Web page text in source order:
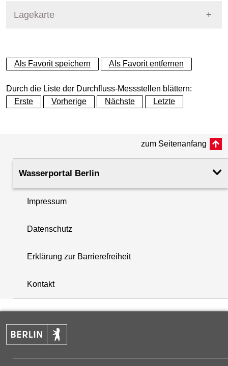
Lagekarte
+
−
+
−
Als Favorit speichern Als Favorit entfernen
Durch die Liste der Durchfluss-Messstellen blättern:
Erste
Vorherige Nächste Letzte
zum Seitenanfang
Wasserportal Berlin
Impressum
Datenschutz
Erklärung zur Barrierefreiheit
Kontakt